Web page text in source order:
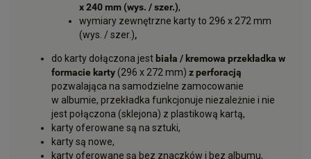
x 240 mm (wys. / szer.),
wymiary zewnętrzne karty to 296 x 272 mm
(wys. / szer.),
do karty dołączona jest biała / kremowa przekładka w
formacie karty(296 x 272 mm) z perforacją
pozwalająca na samodzielne zamocowanie
w albumie, przekładka funkcjonuje niezależnie i nie
jest połączona (sklejona) z plastikową kartą,
karty oferowane są na sztuki,
karty są nowe,
karty oferowane są bez znaczków i bez albumu,